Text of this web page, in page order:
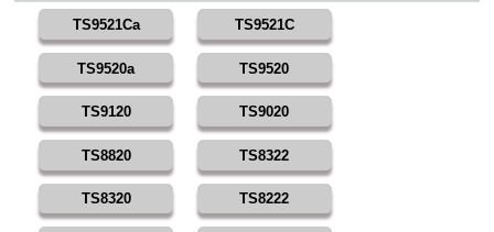
TS9521Ca TS9521C
TS9520a TS9520
TS9120 TS9020
TS8820 TS8322
TS8320 TS8222